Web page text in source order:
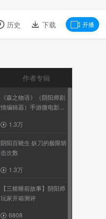
历史 下载 开播
作者专辑
《森之物语》（阴阳师剧
情编辑器）手游微电影...
1.3万
阴阳百晓生·妖刀的极限斩
击次数
1.3万
【三糙睡前故事】阴阳师
玩家开箱测评
6808